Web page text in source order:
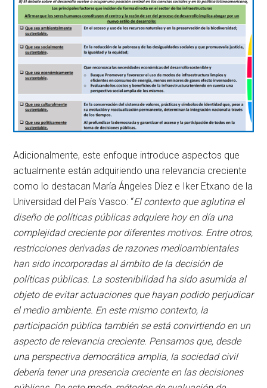
Adicionalmente, este enfoque introduce aspectos que
actualmente están adquiriendo una relevancia creciente
como lo destacan María Ángeles Díez e Iker Etxano de la
Universidad del País Vasco: “El contexto que aglutina el
diseño de políticas públicas adquiere hoy en día una
complejidad creciente por diferentes motivos. Entre otros,
restricciones derivadas de razones medioambientales
han sido incorporadas al ámbito de la decisión de
políticas públicas. La sostenibilidad ha sido asumida al
objeto de evitar actuaciones que hayan podido perjudicar
el medio ambiente. En este mismo contexto, la
participación pública también se está convirtiendo en un
aspecto de relevancia creciente. Pensamos que, desde
una perspectiva democrática amplia, la sociedad civil
debería tener una presencia creciente en las decisiones